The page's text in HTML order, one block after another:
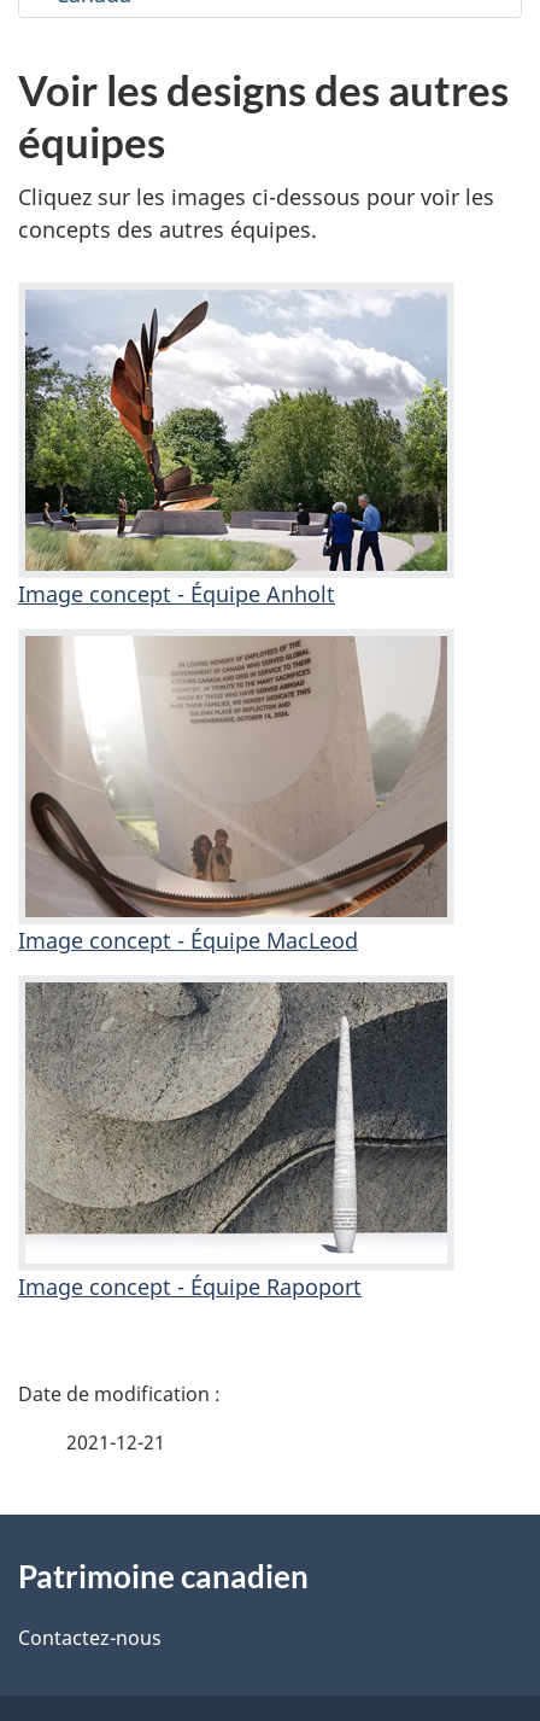
Voir les designs des autres
équipes
Cliquez sur les images ci-dessous pour voir les
concepts des autres équipes.
Image concept - Équipe Anholt
Image concept - Équipe MacLeod
Image concept - Équipe Rapoport
D
i
l
2021-12-21
propos
de
Patrimoine canadien
Contactez-nous